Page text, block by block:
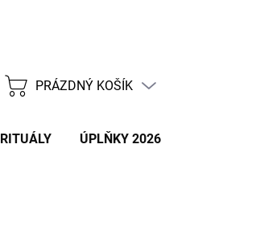
NÁKUPNÍ
PRÁZDNÝ KOŠÍK
RITUÁLY ÚPLŇKY 2026